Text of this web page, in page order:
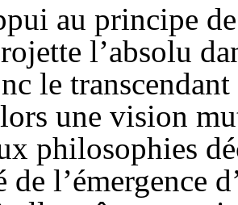
au principe
l’absolu
le
une vision
philosophies
l’émergence